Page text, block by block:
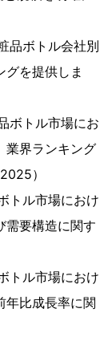
品ボトル会社別
を提供しま
ボトル市場にお
業界ランキング
）
トル市場におけ
需要構造に関す
トル市場におけ
年比成長率に関